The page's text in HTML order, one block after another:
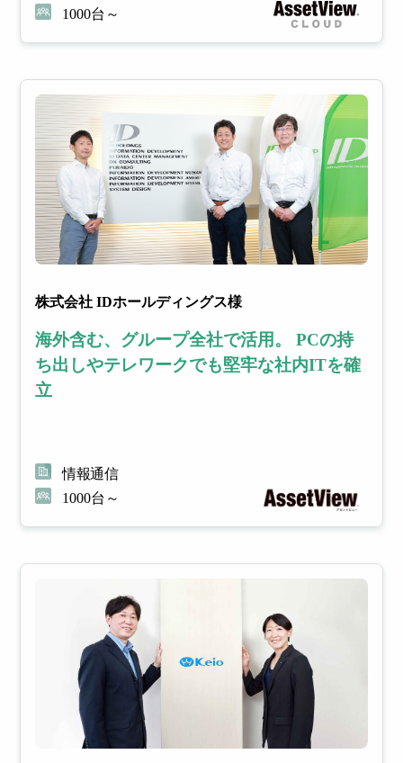
1000台～
株式会社 IDホールディングス様
海外含む、グループ全社で活用。 PCの持
ち出しやテレワークでも堅牢な社内ITを確
立
情報通信
1000台～